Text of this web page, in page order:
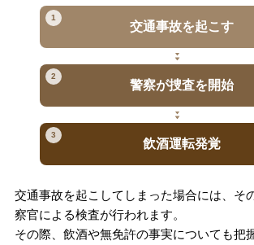
1
交通事故を起こす
2
警察が捜査を開始
3
飲酒運転発覚
交通事故を起こしてしまった場合には、そ
察官による検査が行われます。
その際、飲酒や無免許の事実についても把